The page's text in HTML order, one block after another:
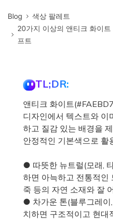
Blog
색상 팔레트
20가지 이상의 앤티크 화이
프트
TL;DR:
앤티크 화이트
디자인에서 텍스트와 이
하고 질감 있는 배경을
안정적인 기본색으로 활
● 따뜻한 뉴트럴(모래,
하면 아늑하고 전통적인
죽 등의 자연 소재와 잘
● 차가운 톤(블루그레이
치하면 구조적이고 현대